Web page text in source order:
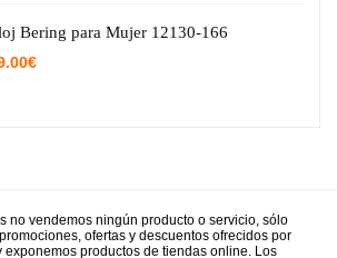
Bering para Mujer 12130-166
€
no vendemos ningún producto o servicio, sólo
ofertas y descuentos ofrecidos por
exponemos productos de tiendas online. Los